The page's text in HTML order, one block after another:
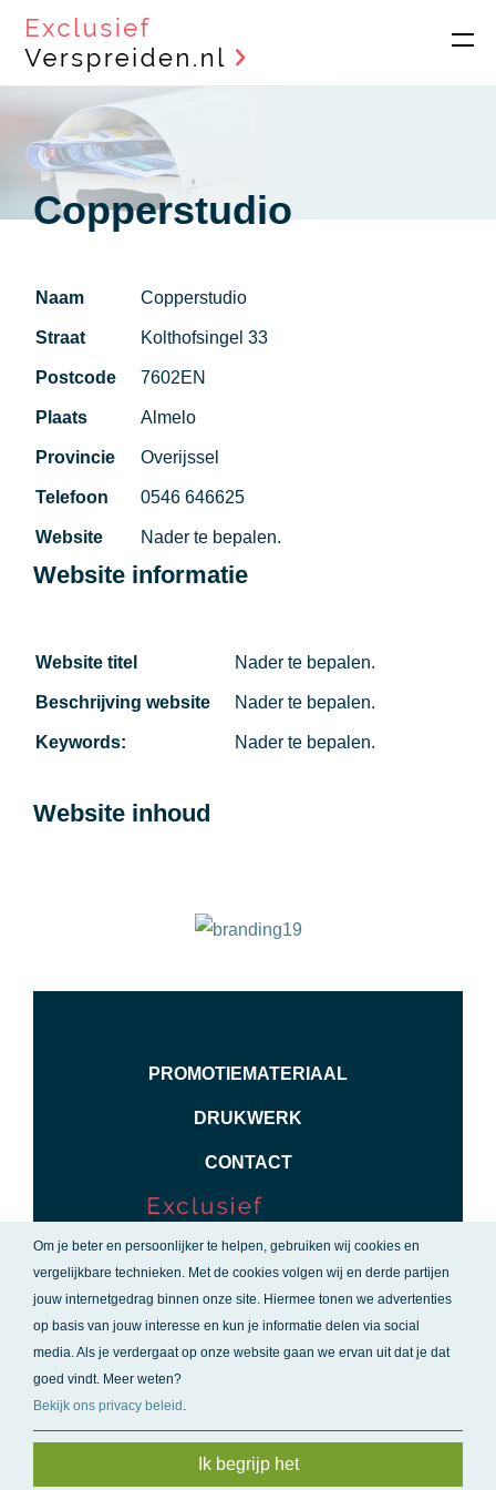
Om je beter en persoonlijker te helpen, gebruiken wij cookies en
vergelijkbare technieken. Met de cookies volgen wij en derde partijen
jouw internetgedrag binnen onze site. Hiermee tonen we advertenties
op basis van jouw interesse en kun je informatie delen via social
media. Als je verdergaat op onze website gaan we ervan uit dat je dat
goed vindt. Meer weten?
Bekijk ons privacy beleid .
Ik begrijp het
Copperstudio
Naam Copperstudio
Straat Kolthofsingel 33
Postcode 7602EN
Plaats Almelo
Provincie Overijssel
Telefoon 0546 646625
Website Nader te bepalen.
Website informatie
Website titel Nader te bepalen.
Beschrijving website Nader te bepalen.
Keywords: Nader te bepalen.
Website inhoud
PROMOTIEMATERIAAL
DRUKWERK
CONTACT
© Copyright 2026 - Exclusief Verspreiden |
Bevriende websites|Privacy & Disclaimer|
Sitemap